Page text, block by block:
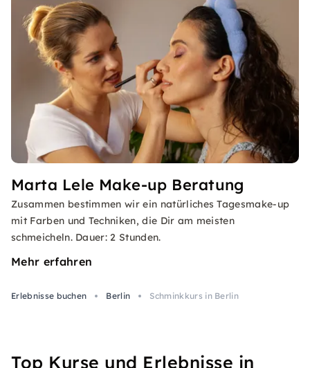
Marta Lele Make-up Beratung
Zusammen bestimmen wir ein natürliches Tagesmake-up
mit Farben und Techniken, die Dir am meisten
schmeicheln. Dauer: 2 Stunden.
Mehr erfahren
Erlebnisse buchen Berlin Schminkkurs in Berlin
Top Kurse und Erlebnisse in